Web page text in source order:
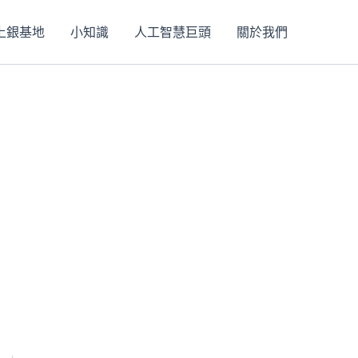
銀基地 小知識 人工智慧巨頭 關於我們